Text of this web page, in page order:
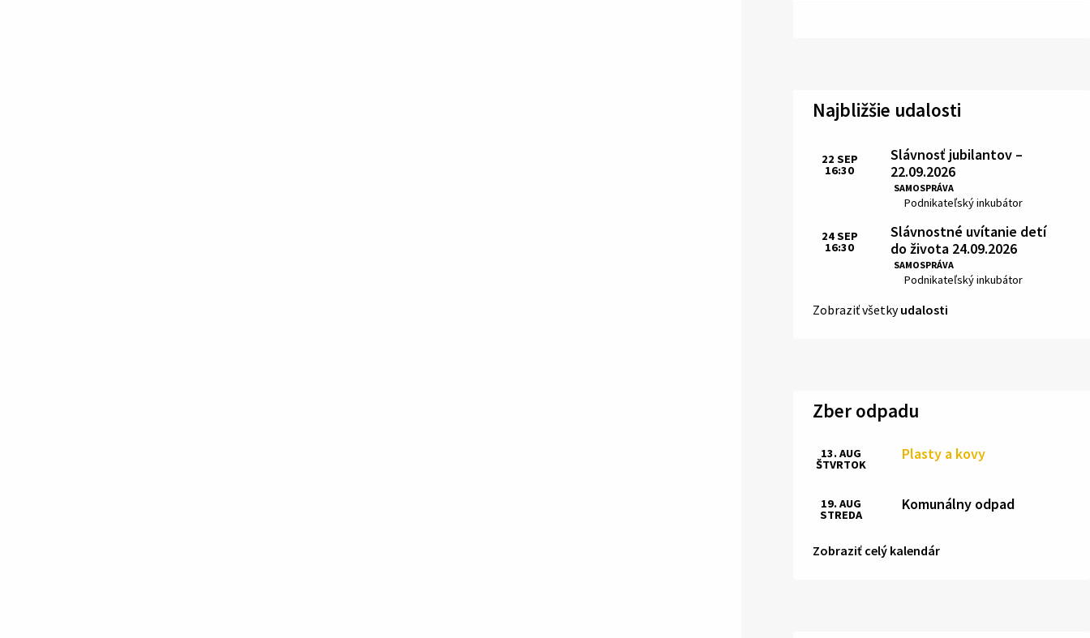
Najbližšie udalosti
Slávnosť jubilantov –
22.09.2026
SAMOSPRÁVA
Miesto:
Podnikateľský inkubátor
Čas:
22 SEP
16:30
Slávnostné uvítanie detí
do života 24.09.2026
SAMOSPRÁVA
Miesto:
Podnikateľský inkubátor
Čas:
24SEP
16:30
Zobraziť všetkyudalosti
Zber odpadu
Plasty a kovy
13. AUG
ŠTVRTOK
Komunálny odpad
19. AUG
STREDA
Zobraziť celý kalendár